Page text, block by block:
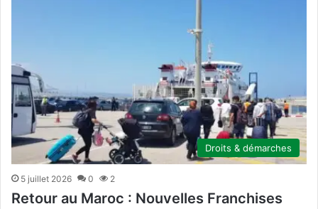
Droits & démarches
5 juillet 2026 0 2
Retour au Maroc : Nouvelles Franchises